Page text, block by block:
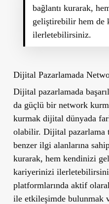
bağlantı kurarak,
geliştirebilir hem de
ilerletebilirsiniz.
Dijital Pazarlamada
Dijital pazarlamada
da güçlü bir network
kurmak dijital dünyada
olabilir. Dijital pazarlama
benzer ilgi alanlarına
kurarak, hem kendinizi
kariyerinizi
platformlarında aktif
ile etkileşimde bulunmak